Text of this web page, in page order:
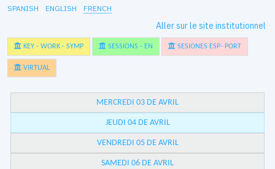
SPANISH ENGLISH FRENCH
Aller sur le site institutionnel
KEY - WORK - SYMP SESSIONS - EN SESIONES ESP- PORT
VIRTUAL
MERCREDI 03 DE AVRIL
JEUDI 04 DE AVRIL
VENDREDI 05 DE AVRIL
SAMEDI 06 DE AVRIL